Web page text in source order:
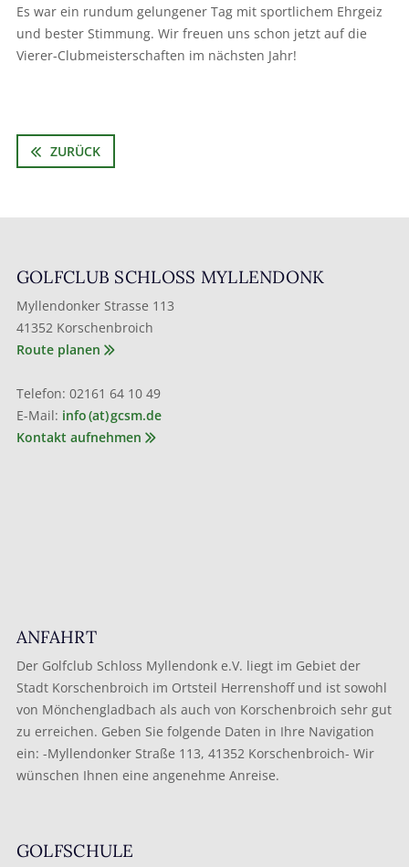
Es war ein rundum gelungener Tag mit sportlichem Ehrgeiz
und bester Stimmung. Wir freuen uns schon jetzt auf die
Vierer-Clubmeisterschaften im nächsten Jahr!
ZURÜCK
GOLFCLUB SCHLOSS MYLLENDONK
Myllendonker Strasse 113
41352 Korschenbroich
Route planen
Telefon: 02161 64 10 49
E-Mail: info (at) gcsm.de
Kontakt aufnehmen
ANFAHRT
Der Golfclub Schloss Myllendonk e.V. liegt im Gebiet der
Stadt Korschenbroich im Ortsteil Herrenshoff und ist sowohl
von Mönchengladbach als auch von Korschenbroich sehr gut
zu erreichen. Geben Sie folgende Daten in Ihre Navigation
ein: -Myllendonker Straße 113, 41352 Korschenbroich- Wir
wünschen Ihnen eine angenehme Anreise.
GOLFSCHULE